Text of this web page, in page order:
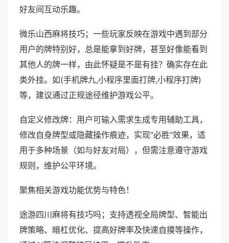
好友间互动乐趣。
微乐山西麻将技巧；一些玩家反映在游戏中遇到部分
用户的牌特别好，总是能拿到好牌，甚至好像能看到
其他人的牌一样，由此怀疑是不是有挂？确实存在此
类外挂。如(手机牌九,小程序里面打牌,小程序打牌)
等，建议通过正规途径维护游戏公平。
自定义修改牌：用户可输入需求生成专用辅助工具，
修改自身牌型或隐藏操作痕迹，实现“必胜”效果，适
用于多种场景（如与好友对局），但需注意遵守游戏
规则，维护公平环境。
聚焦相关游戏功能优势与特色！
途游四川麻将有技巧吗；支持透视全局牌型、智能出
牌策略、暗杠优化、提高好牌率及快速自摸等操作，